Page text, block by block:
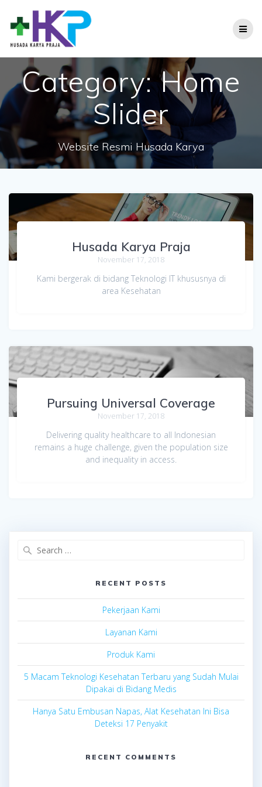
Category:Home
Slider
Website Resmi Husada Karya
Husada Karya Praja
November 17, 2018
Kami bergerak di bidang Teknologi IT khususnya di
area Kesehatan
Pursuing Universal Coverage
November 17, 2018
Delivering quality healthcare to all Indonesian
remains a huge challenge, given the population size
and inequality in access.
RECENT POSTS
Pekerjaan Kami
Layanan Kami
Produk Kami
5 Macam Teknologi Kesehatan Terbaru yang Sudah Mulai
Dipakai di Bidang Medis
Hanya Satu Embusan Napas, Alat Kesehatan Ini Bisa
Deteksi 17 Penyakit
RECENT COMMENTS